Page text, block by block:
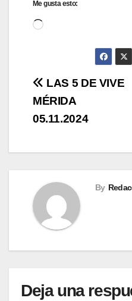
Me gusta esto:
Cargando...
Navegación
de
LAS 5 DE VIVE
MÉRIDA
05.11.2024
By
Deja una